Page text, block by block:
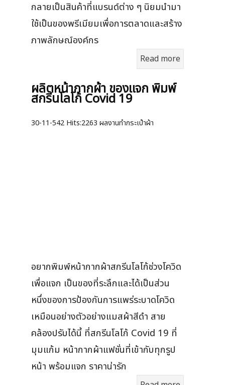
กลายเป็นสินค้าที่แบรนด์ต่าง ๆ นิยมนำมา
ใช้เป็นของพรีเมียมเพื่อการตลาดและสร้าง
ภาพลักษณ์องค์กร
Read more
ผลิตหน้ากากผ้า ของแจก พิมพ์
สกรีนโลโก้ Covid 19
30-11-542 Hits:2263 ผลงานทำกระเป๋าผ้า
อยากพิมพ์หน้ากากผ้าสกรีนโลโก้ช่วงโควิด
เพื่อแจก เป็นของที่ระลึกและได้เป็นส่วน
หนึ่งของการป้องกันการแพร่ระบาดโควิด
เหมือนอย่างตัวอย่างแมสผ้าสีดำ สาย
คล้องปรับได้นี้ ที่สกรีนโลโก้ Covid 19 ที่
มุมแก้ม หน้ากากผ้าแฟชั่นที่เข้ากับทุกรูป
หน้า พร้อมแจก ราคาน่ารัก